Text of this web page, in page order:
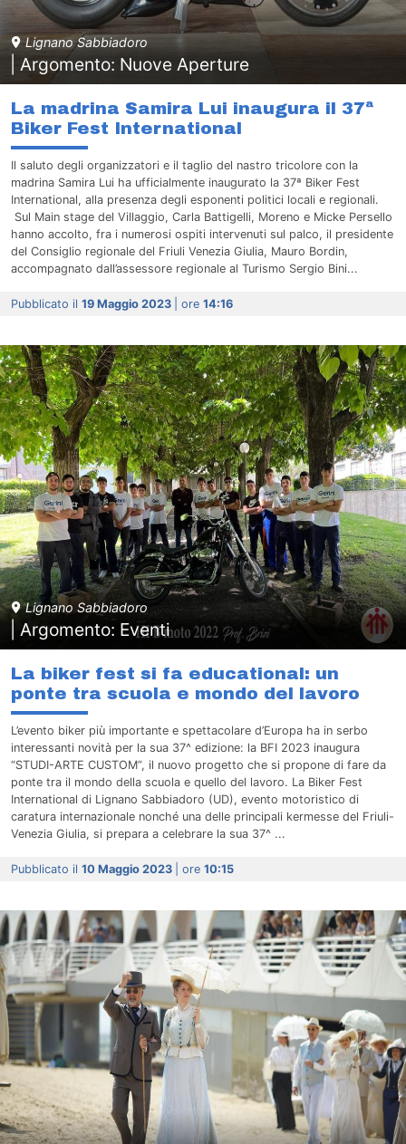
Lignano Sabbiadoro
| Argomento: Nuove Aperture
La madrina Samira Lui inaugura il 37ª
Biker Fest International
Il saluto degli organizzatori e il taglio del nastro tricolore con la
madrina Samira Lui ha ufficialmente inaugurato la 37ª Biker Fest
International, alla presenza degli esponenti politici locali e regionali.
Sul Main stage del Villaggio, Carla Battigelli, Moreno e Micke Persello
hanno accolto, fra i numerosi ospiti intervenuti sul palco, il presidente
del Consiglio regionale del Friuli Venezia Giulia, Mauro Bordin,
accompagnato dall’assessore regionale al Turismo Sergio Bini...
Pubblicato il 19 Maggio 2023 | ore 14:16
Lignano Sabbiadoro
| Argomento: Eventi
La biker fest si fa educational: un
ponte tra scuola e mondo del lavoro
L’evento biker più importante e spettacolare d’Europa ha in serbo
interessanti novità per la sua 37^ edizione: la BFI 2023 inaugura
“STUDI-ARTE CUSTOM”, il nuovo progetto che si propone di fare da
ponte tra il mondo della scuola e quello del lavoro. La Biker Fest
International di Lignano Sabbiadoro (UD), evento motoristico di
caratura internazionale nonché una delle principali kermesse del Friuli-
Venezia Giulia, si prepara a celebrare la sua 37^ ...
Pubblicato il 10 Maggio 2023 | ore 10:15